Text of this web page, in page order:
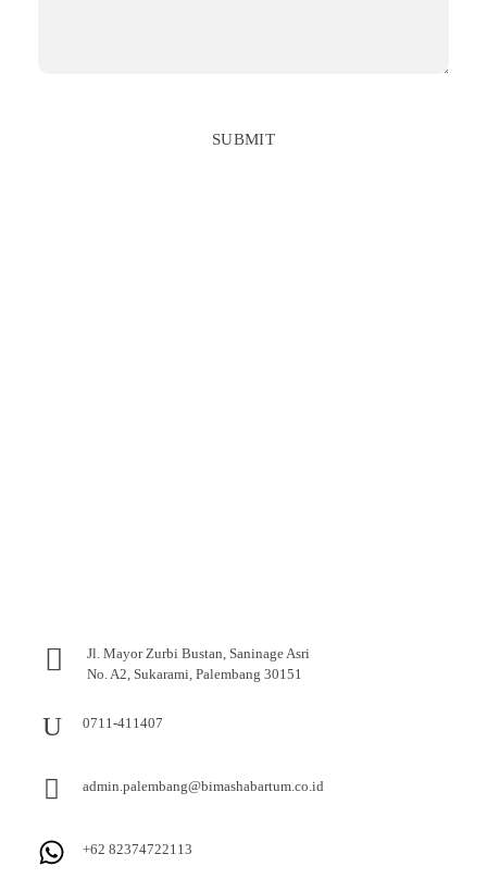
Jl. Mayor Zurbi Bustan, Saninage Asri
No. A2, Sukarami, Palembang 30151
0711-411407
admin.palembang@bimashabartum.co.id
+62 82374722113